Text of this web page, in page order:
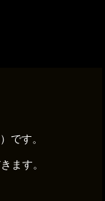
です。
ます。